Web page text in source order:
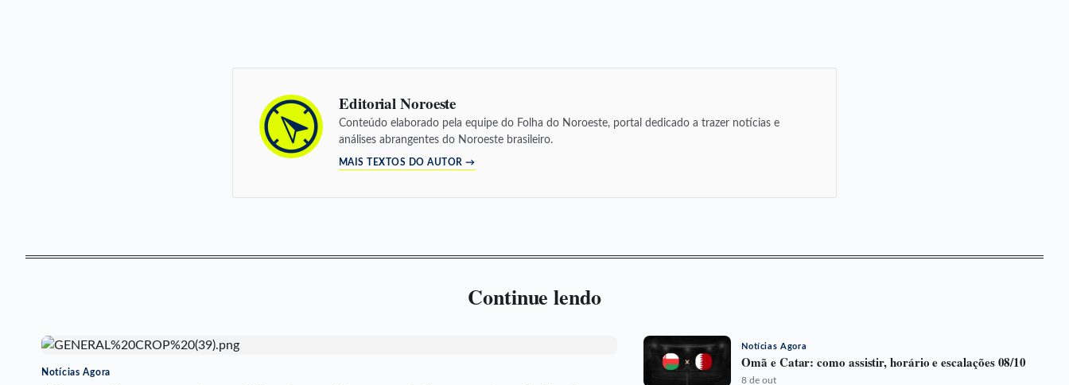
Editorial Noroeste
Conteúdo elaborado pela equipe do Folha do Noroeste, portal dedicado a trazer notícias e
análises abrangentes do Noroeste brasileiro.
MAIS TEXTOS DO AUTOR →
Continue lendo
Notícias Agora
Notícias Agora
Omã e Catar: como assistir, horário e escalações 08/10
8 de out